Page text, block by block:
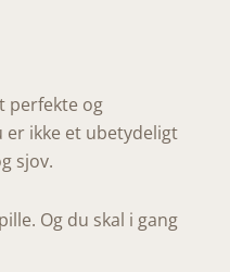
perfekte og
er ikke et ubetydeligt
sjov.
Og du skal i gang